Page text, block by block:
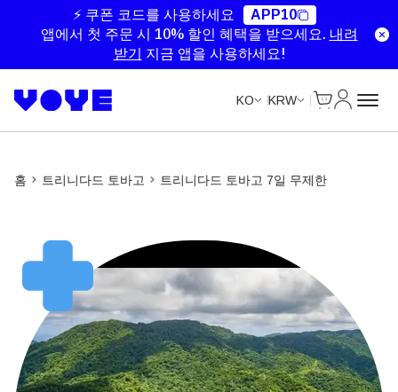
⚡ 쿠폰 코드를 사용하세요
APP10
앱에서 첫 주문 시 10% 할인 혜택을 받으세요. 내려
받기
지금 앱을 사용하세요!
KO KRW
홈 트리니다드 토바고 트리니다드 토바고 7일 무제한
Unlimited Data
Unlimited Data
Unlimited Data